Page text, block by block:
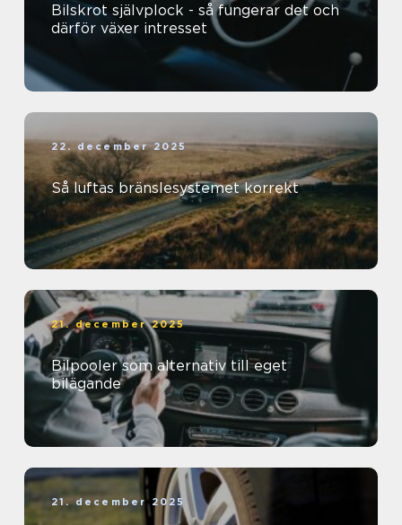
Bilskrot självplock - så fungerar det och
därför växer intresset
22. december 2025
Så luftas bränslesystemet korrekt
21. december 2025
Bilpooler som alternativ till eget
bilägande
21. december 2025